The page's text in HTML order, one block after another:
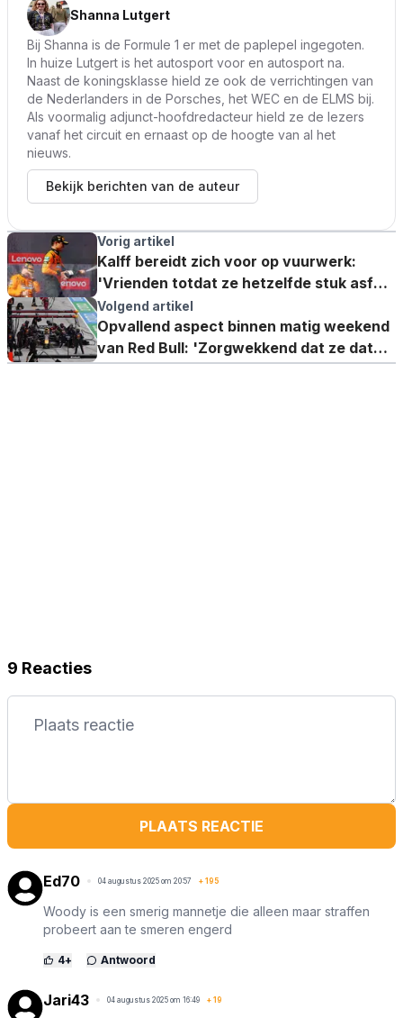
Shanna Lutgert
Bij Shanna is de Formule 1 er met de paplepel ingegoten.
In huize Lutgert is het autosport voor en autosport na.
Naast de koningsklasse hield ze ook de verrichtingen van
de Nederlanders in de Porsches, het WEC en de ELMS bij.
Als voormalig adjunct-hoofdredacteur hield ze de lezers
vanaf het circuit en ernaast op de hoogte van al het
nieuws.
Bekijk berichten van de auteur
Vorig artikel
Kalff bereidt zich voor op vuurwerk:
'Vrienden totdat ze hetzelfde stuk asfalt
willen gebruiken'
Volgend artikel
Opvallend aspect binnen matig weekend
van Red Bull: 'Zorgwekkend dat ze dat
niet voor elkaar kregen'
9 Reacties
PLAATS REACTIE
Ed70 04 augustus 2025 om 20:57 + 195
Woody is een smerig mannetje die alleen maar straffen
probeert aan te smeren engerd
4+ Antwoord
Jari43 04 augustus 2025 om 16:49 + 19